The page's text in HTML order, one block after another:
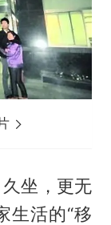
坐，更无
生活的“移